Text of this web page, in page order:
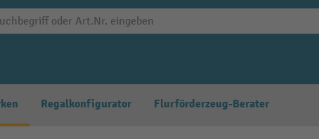
Regalkonfigurator Flurförderzeug-Berater